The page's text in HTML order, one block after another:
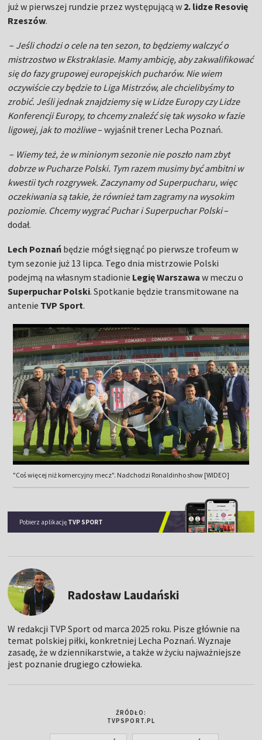
już w pierwszej rundzie przez występującą w 2. lidze Resovię
Rzeszów.
– Jeśli chodzi o cele na ten sezon, to będziemy walczyć o
mistrzostwo w Ekstraklasie. Mamy ambicję, aby zakwalifikować
się do fazy grupowej europejskich pucharów. Nie wiem
oczywiście czy będzie to Liga Mistrzów, ale chcielibyśmy to
zrobić. Jeśli jednak znajdziemy się w Lidze Europy czy Lidze
Konferencji Europy, to chcemy znaleźć się tak wysoko w fazie
ligowej, jak to możliwe– wyjaśnił trener Lecha Poznań.
– Wiemy też, że w minionym sezonie nie poszło nam zbyt
dobrze w Pucharze Polski. Tym razem musimy być ambitni w
kwestii tych rozgrywek. Zaczynamy od Superpucharu, więc
oczekiwania są takie, że również tam zagramy na wysokim
poziomie. Chcemy wygrać Puchar i Superpuchar Polski–
dodał.
Lech Poznań będzie mógł sięgnąć po pierwsze trofeum w
tym sezonie już 13 lipca. Tego dnia mistrzowie Polski
podejmą na własnym stadionie Legię Warszawa w meczu o
Superpuchar Polski. Spotkanie będzie transmitowane na
antenie TVP Sport.
"Coś więcej niż komercyjny mecz". Nadchodzi Ronaldinho show [WIDEO]
Pobierz aplikację TVP SPORT
Radosław Laudański
W redakcji TVP Sport od marca 2025 roku. Pisze głównie na
temat polskiej piłki, konkretniej Lecha Poznań. Wyznaje
zasadę, że w dziennikarstwie, a także w życiu najważniejsze
jest poznanie drugiego człowieka.
ŹRÓDŁO:
TVPSPORT.PL